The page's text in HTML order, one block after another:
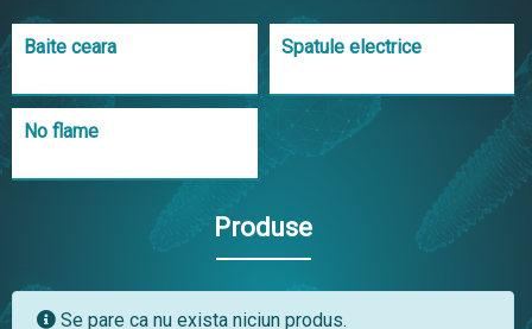
Baite ceara Spatule electrice
No flame
Produse
Se pare ca nu exista niciun produs.